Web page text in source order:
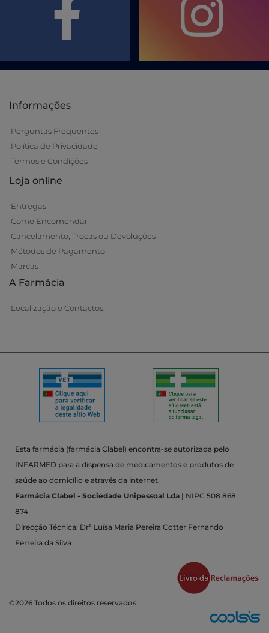
Informações
Perguntas Frequentes
Política de Privacidade
Termos e Condições
Loja online
Entregas
Como Encomendar
Cancelamento, Trocas ou Devoluções
Métodos de Pagamento
Marcas
A Farmácia
Localização e Contactos
Esta farmácia (farmácia Clabel) encontra-se autorizada pelo
INFARMED para a dispensa de medicamentos e produtos de
saúde ao domicílio e através da internet.
Farmácia Clabel - Sociedade Unipessoal Lda | NIPC 508 868
874
Direcção Técnica: Drª Luísa Maria Pereira Cotter Fernando
Ferreira da Silva
©2026 Todos os direitos reservados